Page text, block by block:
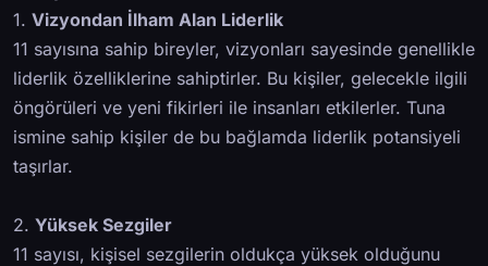
1. Vizyondan İlham Alan Liderlik
11 sayısına sahip bireyler, vizyonları sayesinde genellikle
liderlik özelliklerine sahiptirler. Bu kişiler, gelecekle ilgili
öngörüleri ve yeni fikirleri ile insanları etkilerler. Tuna
ismine sahip kişiler de bu bağlamda liderlik potansiyeli
taşırlar.
2. Yüksek Sezgiler
11 sayısı, kişisel sezgilerin oldukça yüksek olduğunu